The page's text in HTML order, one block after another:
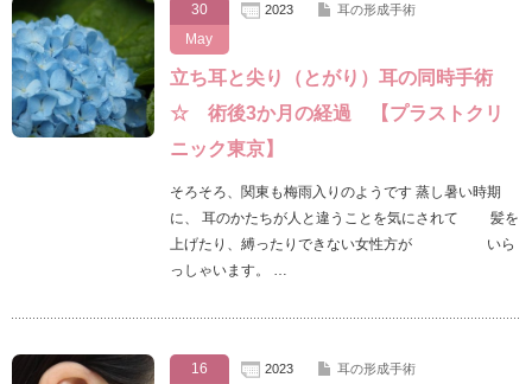
30
May
2023 耳の形成手術
立ち耳と尖り（とがり）耳の同時手術
☆ 術後3か月の経過 【プラストクリ
ニック東京】
そろそろ、関東も梅雨入りのようです 蒸し暑い時期
に、 耳のかたちが人と違うことを気にされて 髪を
上げたり、縛ったりできない女性方が いら
っしゃいます。 …
16
2023 耳の形成手術